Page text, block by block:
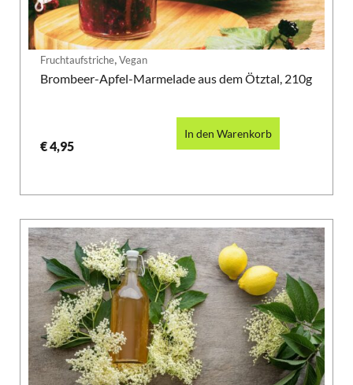
Fruchtaufstriche,Vegan
Brombeer-Apfel-Marmelade aus dem Ötztal, 210g
€4,95
In den Warenkorb